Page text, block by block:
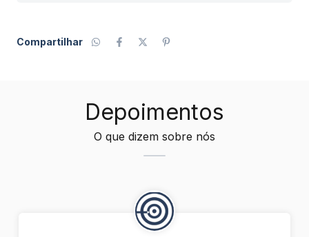
Compartilhar
Depoimentos
O que dizem sobre nós